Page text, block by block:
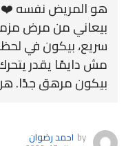
هو المريض نفسه ❤️.
بيعاني من مرض
سريع، بيكون في
مش دايمًا يقدر
بيكون مرهق جدًا.
by احمد رضوان